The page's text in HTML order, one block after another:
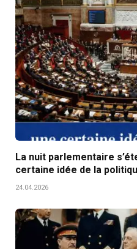
La nuit parlementaire
certaine idée de la
24.04.2026